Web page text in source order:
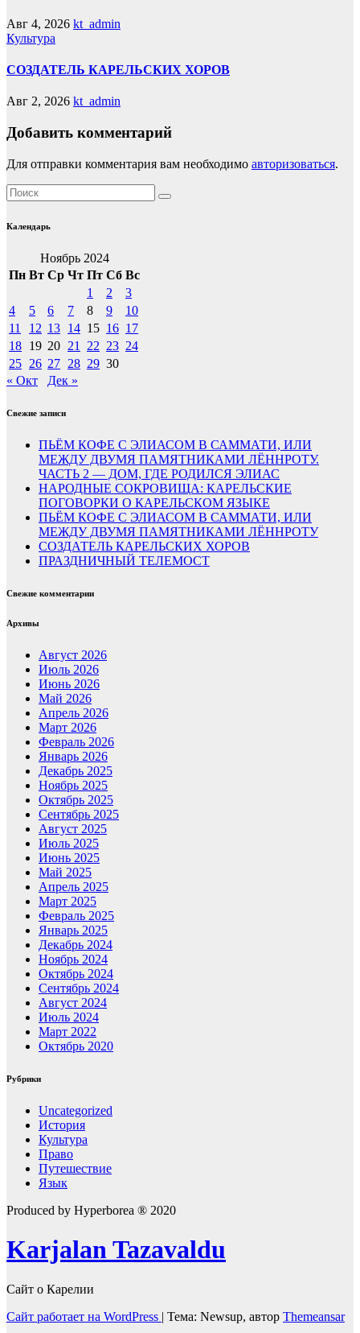
Авг 4, 2026 kt_admin
Культура
СОЗДАТЕЛЬ КАРЕЛЬСКИХ ХОРОВ
Авг 2, 2026 kt_admin
Добавить комментарий
Для отправки комментария вам необходимо авторизоваться.
Календарь
Ноябрь 2024
Пн Вт Ср Чт Пт Сб Вс
1
2
3
4
5 6 7 8 9
10
11
12 13 14 15 16 17
18 19 20 21 22 23 24
25 26 27 28 29 30
« Окт
Дек »
Свежие записи
ПЬЁМ КОФЕ С ЭЛИАСОМ В САММАТИ, ИЛИ
МЕЖДУ ДВУМЯ ПАМЯТНИКАМИ ЛЁННРОТУ.
ЧАСТЬ 2 — ДОМ, ГДЕ РОДИЛСЯ ЭЛИАС
НАРОДНЫЕ СОКРОВИЩА: КАРЕЛЬСКИЕ
ПОГОВОРКИ О КАРЕЛЬСКОМ ЯЗЫКЕ
ПЬЁМ КОФЕ С ЭЛИАСОМ В САММАТИ, ИЛИ
МЕЖДУ ДВУМЯ ПАМЯТНИКАМИ ЛЁННРОТУ
СОЗДАТЕЛЬ КАРЕЛЬСКИХ ХОРОВ
ПРАЗДНИЧНЫЙ ТЕЛЕМОСТ
Свежие комментарии
Архивы
Август 2026
Июль 2026
Июнь 2026
Май 2026
Апрель 2026
Март 2026
Февраль 2026
Январь 2026
Декабрь 2025
Ноябрь 2025
Октябрь 2025
Сентябрь 2025
Август 2025
Июль 2025
Июнь 2025
Май 2025
Апрель 2025
Март 2025
Февраль 2025
Январь 2025
Декабрь 2024
Ноябрь 2024
Октябрь 2024
Сентябрь 2024
Август 2024
Июль 2024
Март 2022
Октябрь 2020
Рубрики
Uncategorized
История
Культура
Право
Путешествие
Язык
Produced by Hyperborea ® 2020
Karjalan Tazavaldu
Сайт о Карелии
Сайт работает на WordPress | Тема: Newsup, автор Themeansar